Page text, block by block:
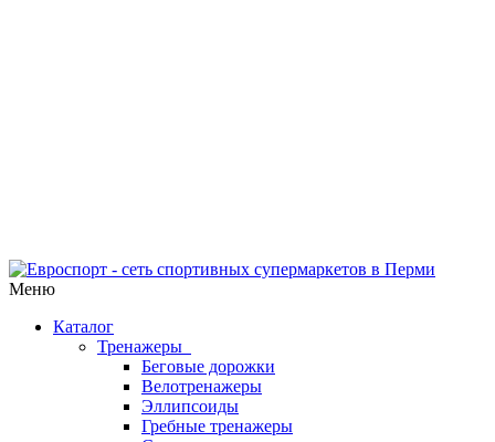
Меню
Каталог
Тренажеры
Беговые дорожки
Велотренажеры
Эллипсоиды
Гребные тренажеры